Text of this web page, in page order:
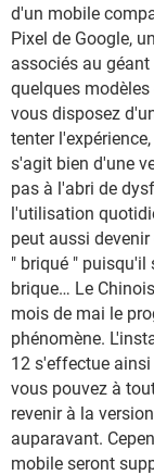
d'un mobile
Pixel de Google,
associés au
quelques
vous disposez
tenter
s'agit bien d'une
pas à l'abri de
l'utilisation
peut aussi
" briqué " puisqu'il
brique… Le
mois de mai le
phénomène.
12 s'effectue
vous pouvez à
revenir à la
auparavant.
mobile seront